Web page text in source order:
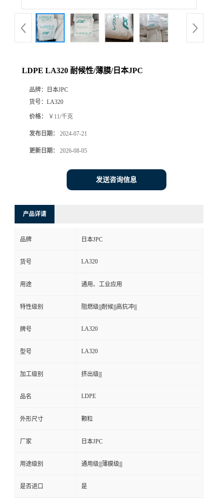
LDPE LA320 耐候性/薄膜/日本JPC
品牌：
日本JPC
货号： LA320
价格： ￥11/千克
发布日期： 2024-07-21
更新日期： 2026-08-05
发送咨询信息
产品详请
品牌 日本JPC
货号 LA320
用途 通用、工业应用
特性级别 阻燃级|||耐候|||高抗冲|||
牌号 LA320
型号 LA320
加工级别 挤出级|||
品名 LDPE
外形尺寸 颗粒
厂家 日本JPC
用途级别 通用级|||薄膜级|||
是否进口 是